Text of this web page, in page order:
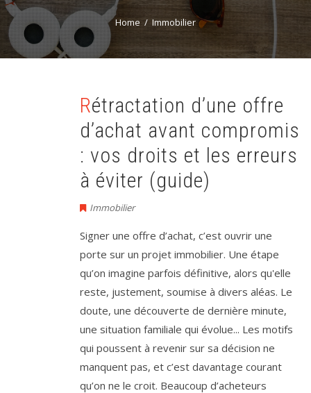
Home Immobilier
Rétractation d’une offre
d’achat avant compromis
: vos droits et les erreurs
à éviter (guide)
Immobilier
Signer une offre d’achat, c’est ouvrir une
porte sur un projet immobilier. Une étape
qu’on imagine parfois définitive, alors qu'elle
reste, justement, soumise à divers aléas. Le
doute, une découverte de dernière minute,
une situation familiale qui évolue... Les motifs
qui poussent à revenir sur sa décision ne
manquent pas, et c’est davantage courant
qu’on ne le croit. Beaucoup d’acheteurs